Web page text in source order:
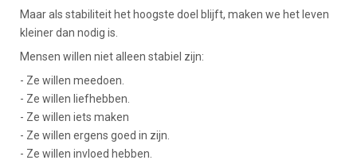
Maar als stabiliteit het hoogste doel blijft, maken we het leven
kleiner dan nodig is.
Mensen willen niet alleen stabiel zijn:
- Ze willen meedoen.
- Ze willen liefhebben.
- Ze willen iets maken
- Ze willen ergens goed in zijn.
- Ze willen invloed hebben.